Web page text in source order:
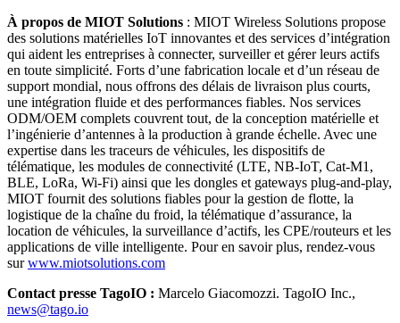
À propos de MIOT Solutions : MIOT Wireless Solutions propose
des solutions matérielles IoT innovantes et des services d’intégration
qui aident les entreprises à connecter, surveiller et gérer leurs actifs
en toute simplicité. Forts d’une fabrication locale et d’un réseau de
support mondial, nous offrons des délais de livraison plus courts,
une intégration fluide et des performances fiables. Nos services
ODM/OEM complets couvrent tout, de la conception matérielle et
l’ingénierie d’antennes à la production à grande échelle. Avec une
expertise dans les traceurs de véhicules, les dispositifs de
télématique, les modules de connectivité (LTE, NB-IoT, Cat-M1,
BLE, LoRa, Wi-Fi) ainsi que les dongles et gateways plug-and-play,
MIOT fournit des solutions fiables pour la gestion de flotte, la
logistique de la chaîne du froid, la télématique d’assurance, la
location de véhicules, la surveillance d’actifs, les CPE/routeurs et les
applications de ville intelligente. Pour en savoir plus, rendez-vous
surwww.miotsolutions.com
Contact presse TagoIO : Marcelo Giacomozzi. TagoIO Inc.,
news@tago.io